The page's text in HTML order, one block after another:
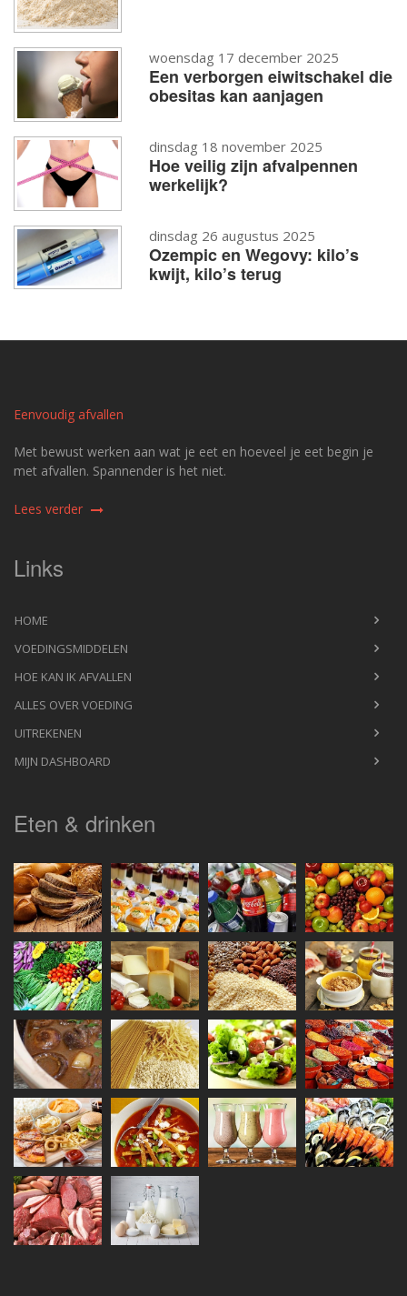
woensdag 17 december 2025
Een verborgen eiwitschakel die
obesitas kan aanjagen
dinsdag 18 november 2025
Hoe veilig zijn afvalpennen
werkelijk?
dinsdag 26 augustus 2025
Ozempic en Wegovy: kilo’s
kwijt, kilo’s terug
Eenvoudig afvallen
Met bewust werken aan wat je eet en hoeveel je eet begin je
met afvallen. Spannender is het niet.
Lees verder
Links
HOME
VOEDINGSMIDDELEN
HOE KAN IK AFVALLEN
ALLES OVER VOEDING
UITREKENEN
MIJN DASHBOARD
Eten & drinken